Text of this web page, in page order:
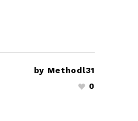
by Methodl31
0